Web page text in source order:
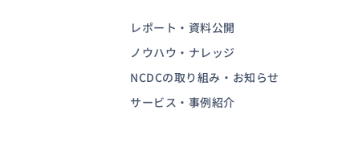
レポート・資料公開
ノウハウ・ナレッジ
NCDCの取り組み・お知らせ
サービス・事例紹介